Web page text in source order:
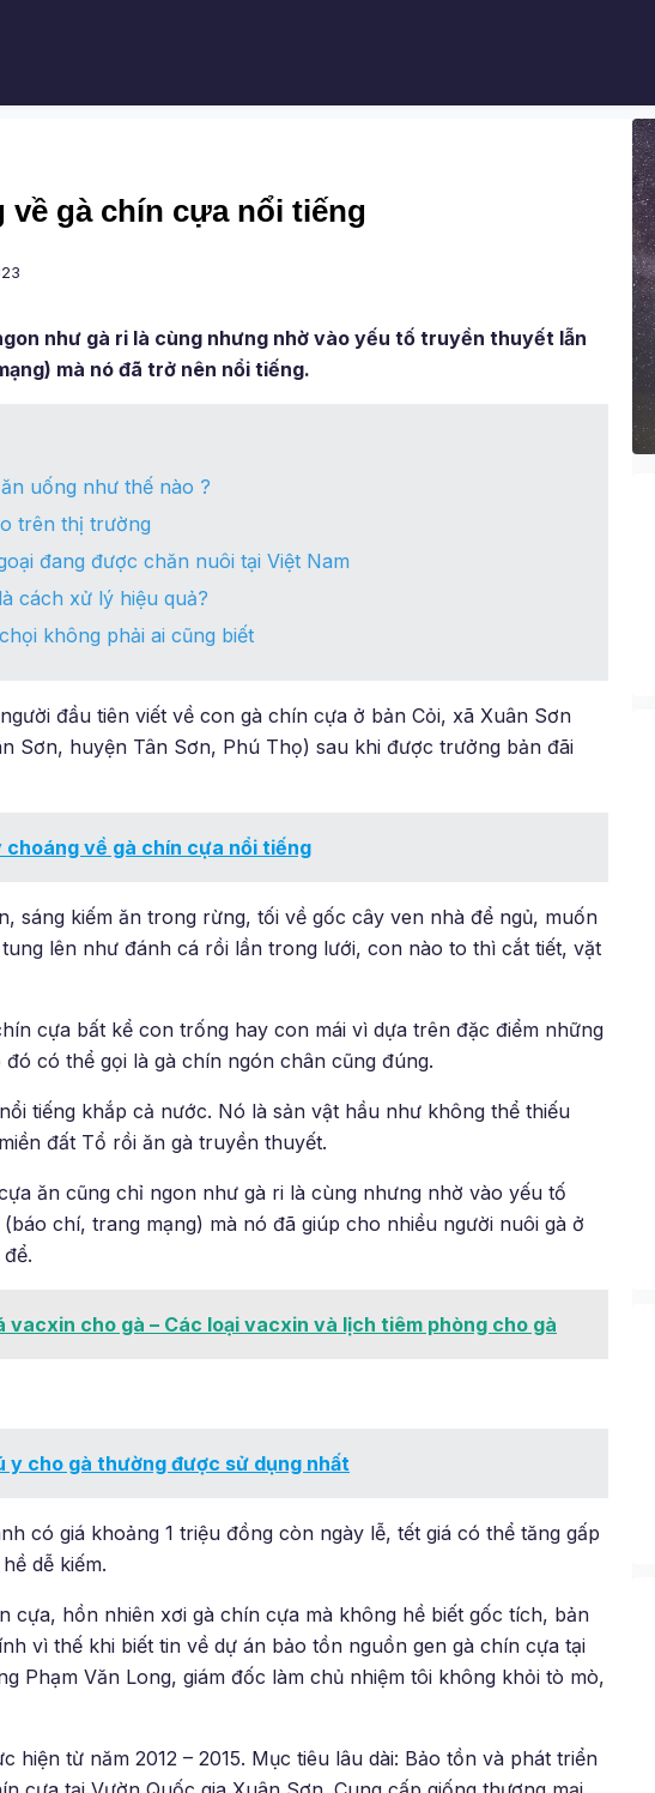
về gà chín cựa nổi tiếng
như gà ri là cùng nhưng nhờ vào yếu tố truyền thuyết lẫn
mà nó đã trở nên nổi tiếng.
uống như thế nào ?
trên thị trường
đang được chăn nuôi tại Việt Nam
cách xử lý hiệu quả?
không phải ai cũng biết
đầu tiên viết về con gà chín cựa ở bản Cỏi, xã Xuân Sơn
Sơn, huyện Tân Sơn, Phú Thọ) sau khi được trưởng bản đãi
choáng về gà chín cựa nổi tiếng
sáng kiếm ăn trong rừng, tối về gốc cây ven nhà để ngủ, muốn
lên như đánh cá rồi lần trong lưới, con nào to thì cắt tiết, vặt
cựa bất kể con trống hay con mái vì dựa trên đặc điểm những
có thể gọi là gà chín ngón chân cũng đúng.
tiếng khắp cả nước. Nó là sản vật hầu như không thể thiếu
đất Tổ rồi ăn gà truyền thuyết.
ăn cũng chỉ ngon như gà ri là cùng nhưng nhờ vào yếu tố
chí, trang mạng) mà nó đã giúp cho nhiều người nuôi gà ở
vacxin cho gà – Các loại vacxin và lịch tiêm phòng cho gà
y cho gà thường được sử dụng nhất
có giá khoảng 1 triệu đồng còn ngày lễ, tết giá có thể tăng gấp
dễ kiếm.
cựa, hồn nhiên xơi gà chín cựa mà không hề biết gốc tích, bản
vì thế khi biết tin về dự án bảo tồn nguồn gen gà chín cựa tại
Phạm Văn Long, giám đốc làm chủ nhiệm tôi không khỏi tò mò,
hiện từ năm 2012 – 2015. Mục tiêu lâu dài: Bảo tồn và phát triển